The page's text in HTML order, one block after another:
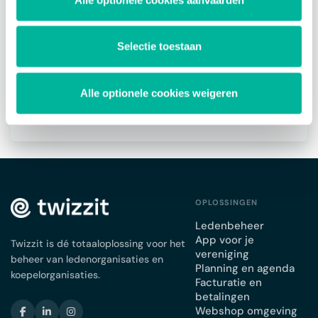
Selectie toestaan
Alle optionele cookies weigeren
Over toegangsrollen
Toegangsrollen admins
Toegangsrollen toevoegen
Toegangsrollen wijzigen
Toegangen analyseren
Twizzit is dé totaaloplossing voor het
beheer van ledenorganisaties en
koepelorganisaties.
OPLOSSINGEN
Ledenbeheer
App voor je
vereniging
Planning en agenda
Facturatie en
betalingen
Webshop omgeving